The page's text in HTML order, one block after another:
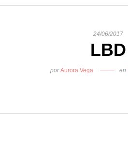
24/06/2017
LBD
porAurora Vega en